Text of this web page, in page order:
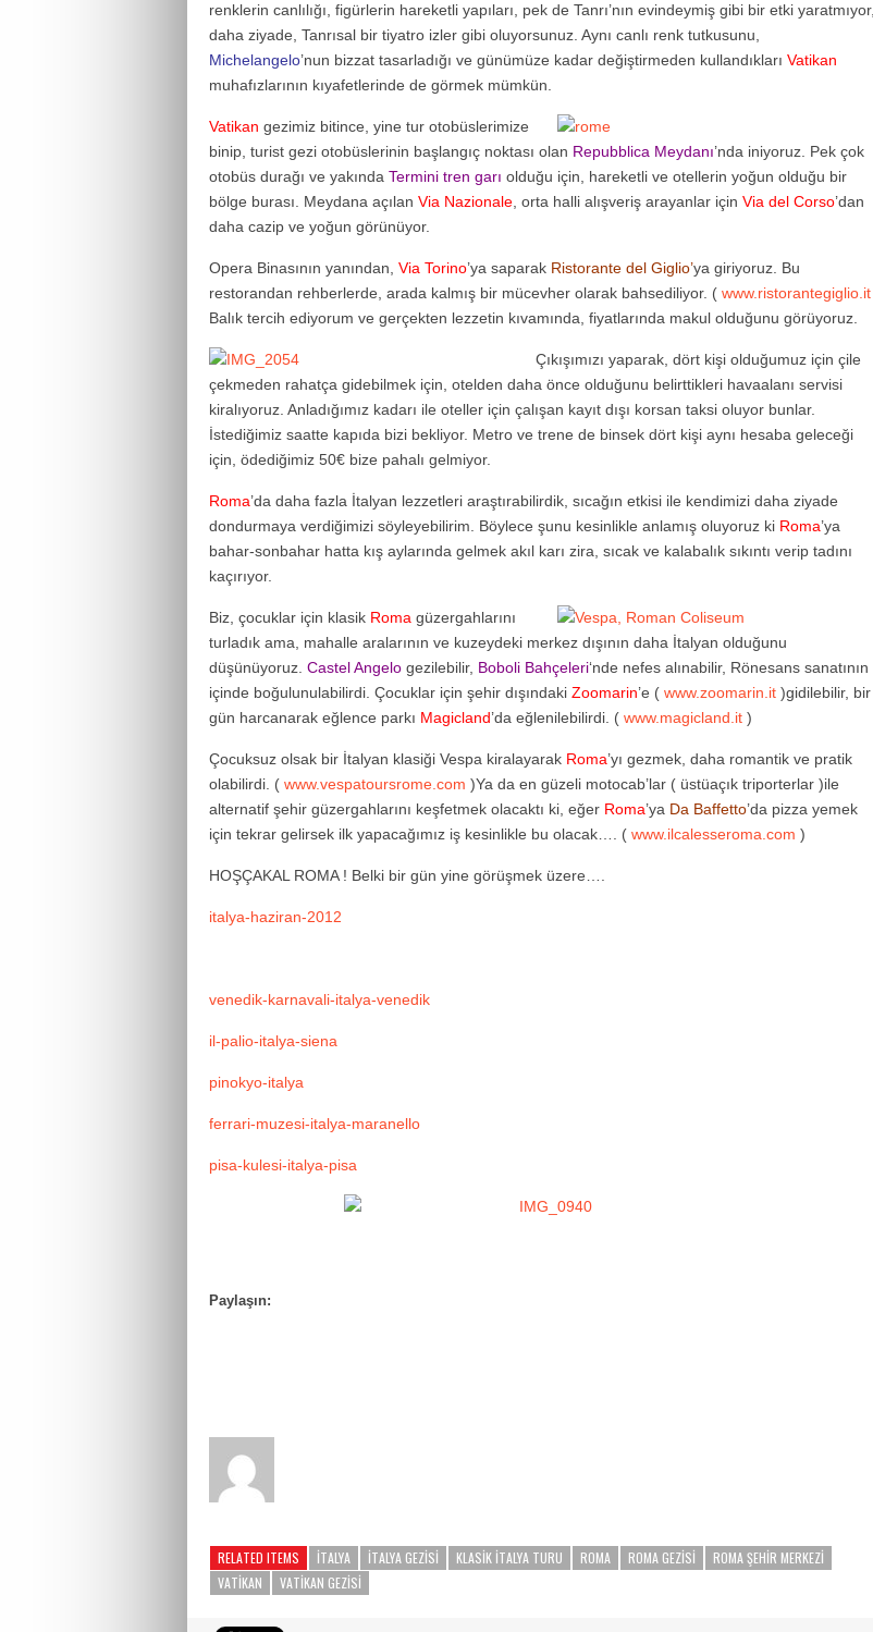
renklerin canlılığı, figürlerin hareketli yapıları, pek de Tanrı’nın evindeymiş gibi bir etki yaratmıyor,
daha ziyade, Tanrısal bir tiyatro izler gibi oluyorsunuz. Aynı canlı renk tutkusunu,
Michelangelo’nun bizzat tasarladığı ve günümüze kadar değiştirmeden kullandıkları Vatikan
muhafızlarının kıyafetlerinde de görmek mümkün.
Vatikan gezimiz bitince, yine tur otobüslerimize
binip, turist gezi otobüslerinin başlangıç noktası olan Repubblica Meydanı’nda iniyoruz. Pek çok
otobüs durağı ve yakında Termini tren garı olduğu için, hareketli ve otellerin yoğun olduğu bir
bölge burası. Meydana açılan Via Nazionale , orta halli alışveriş arayanlar için Via del Corso’dan
daha cazip ve yoğun görünüyor.
Opera Binasının yanından, Via Torino’ya saparak Ristorante del Giglio’ya giriyoruz. Bu
restorandan rehberlerde, arada kalmış bir mücevher olarak bahsediliyor. ( www.ristorantegiglio.it
Balık tercih ediyorum ve gerçekten lezzetin kıvamında, fiyatlarında makul olduğunu görüyoruz.
Çıkışımızı yaparak, dört kişi olduğumuz için çile
çekmeden rahatça gidebilmek için, otelden daha önce olduğunu belirttikleri havaalanı servisi
kiralıyoruz. Anladığımız kadarı ile oteller için çalışan kayıt dışı korsan taksi oluyor bunlar.
İstediğimiz saatte kapıda bizi bekliyor. Metro ve trene de binsek dört kişi aynı hesaba geleceği
için, ödediğimiz 50€ bize pahalı gelmiyor.
Roma’da daha fazla İtalyan lezzetleri araştırabilirdik, sıcağın etkisi ile kendimizi daha ziyade
dondurmaya verdiğimizi söyleyebilirim. Böylece şunu kesinlikle anlamış oluyoruz ki Roma’ya
bahar-sonbahar hatta kış aylarında gelmek akıl karı zira, sıcak ve kalabalık sıkıntı verip tadını
kaçırıyor.
Biz, çocuklar için klasik Roma güzergahlarını
turladık ama, mahalle aralarının ve kuzeydeki merkez dışının daha İtalyan olduğunu
düşünüyoruz. Castel Angelo gezilebilir, Boboli Bahçeleri‘nde nefes alınabilir, Rönesans sanatının
içinde boğulunulabilirdi. Çocuklar için şehir dışındaki Zoomarin’e ( www.zoomarin.it )gidilebilir, bir
gün harcanarak eğlence parkı Magicland’da eğlenilebilirdi. ( www.magicland.it )
Çocuksuz olsak bir İtalyan klasiği Vespa kiralayarak Roma’yı gezmek, daha romantik ve pratik
olabilirdi. ( www.vespatoursrome.com )Ya da en güzeli motocab’lar ( üstüaçık triporterlar )ile
alternatif şehir güzergahlarını keşfetmek olacaktı ki, eğer Roma’ya Da Baffetto’da pizza yemek
için tekrar gelirsek ilk yapacağımız iş kesinlikle bu olacak…. ( www.ilcalesseroma.com )
HOŞÇAKAL ROMA ! Belki bir gün yine görüşmek üzere….
italya-haziran-2012
venedik-karnavali-italya-venedik
il-palio-italya-siena
pinokyo-italya
ferrari-muzesi-italya-maranello
pisa-kulesi-italya-pisa
Paylaşın:
RELATED ITEMS ITALYA ITALYA GEZISI KLASIK ITALYA TURU ROMA ROMA GEZISI
ROMA ŞEHIR MERKEZI
VATIKAN
VATIKAN GEZISI